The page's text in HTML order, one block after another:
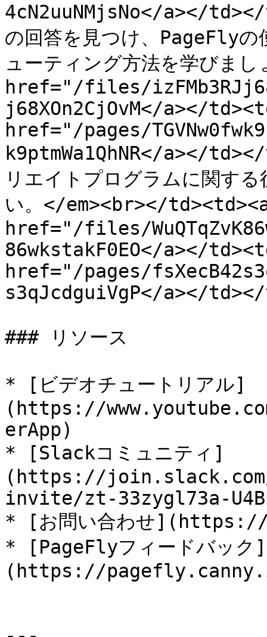
4cN2uuNMjsNo</a></
の回答を見つけ、PageFlyの
ューティング方法を学びま
href="/files/
j68XOn2CjOvM</a></
href="/pages/
k9ptmWa1QhNR</a></
リエイトプログラムに関す
い。</em><br></
href="/files/
86wkstakF0EO</a></
href="/pages/
s3qJcdguiVgP</a></
### リソース
* [ビデオチュートリアル]
(https://
erApp)
* [Slackコミュニティ]
(https://join.slack.com/
invite/zt-33zygl73a-
* [お問い合わせ
* [PageFlyフィードバック]
(https://